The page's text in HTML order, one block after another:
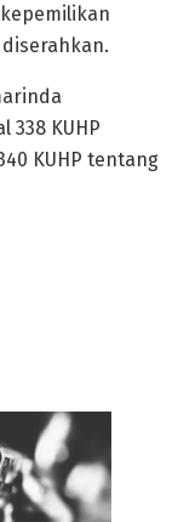
338 KUHP
KUHP tentang